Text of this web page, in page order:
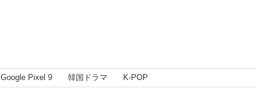
Google Pixel 9 韓国ドラマ K-POP